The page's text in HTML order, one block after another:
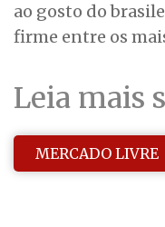
ao gosto do
firme entre os
Leia mais
MERCADO LIVRE